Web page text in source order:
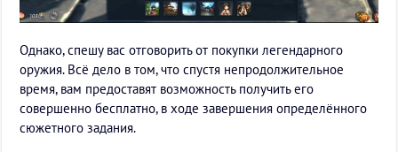
Однако, спешу вас отговорить от покупки легендарного
оружия. Всё дело в том, что спустя непродолжительное
время, вам предоставят возможность получить его
совершенно бесплатно, в ходе завершения определённого
сюжетного задания.